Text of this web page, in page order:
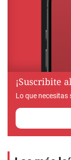
¡Suscribite
Lo que necesitas